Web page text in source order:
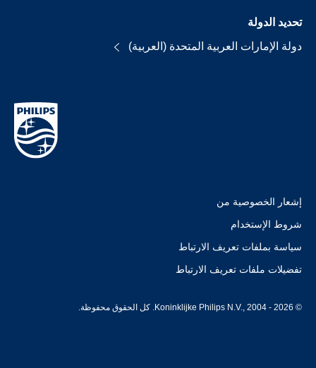
تحديد الدولة
دولة الإمارات العربية المتحدة (العربية)
إشعار الخصوصية من
شروط الإستخدام
سياسة بملفات تعريف الارتباط
تفضيلات ملفات تعريف الارتباط
© Koninklijke Philips N.V., 2004 - 2026. كل الحقوق محفوظة.